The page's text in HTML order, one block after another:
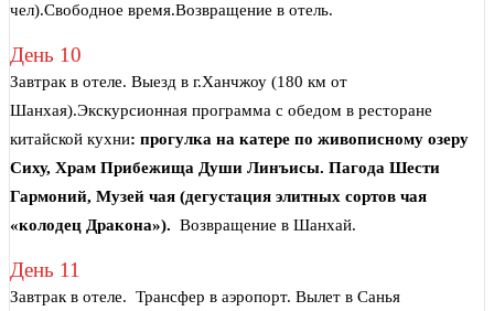
чел).Свободное время.Возвращение в отель.
День 10
Завтрак в отеле. Выезд в г.Ханчжоу (180 км от
Шанхая).Экскурсионная программа с обедом в ресторане
китайской кухни: прогулка на катере по живописному озеру
Сиху, Храм Прибежища Души Линъисы. Пагода Шести
Гармоний, Музей чая (дегустация элитных сортов чая
«колодец Дракона»). Возвращение в Шанхай.
День 11
Завтрак в отеле. Трансфер в аэропорт. Вылет в Санья